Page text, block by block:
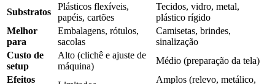
Substratos
Plásticos flexíveis,
papéis, cartões
Tecidos, vidro, metal,
plástico rígido
Melhor
para
Embalagens, rótulos,
sacolas
Camisetas, brindes,
sinalização
Custo de
setup
Alto (clichê e ajuste de
máquina)
Médio (preparação da tela)
Efeitos
Amplos (relevo, metálico,